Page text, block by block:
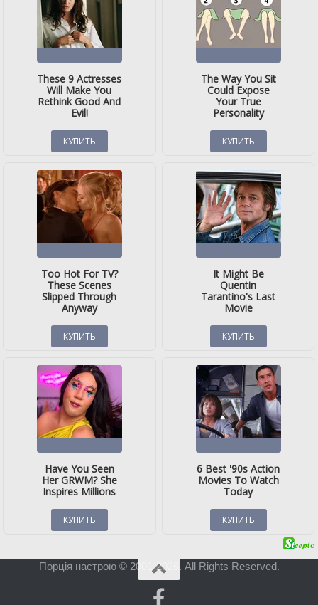
Порція настрою © 2001-2026. All Rights Reserved.